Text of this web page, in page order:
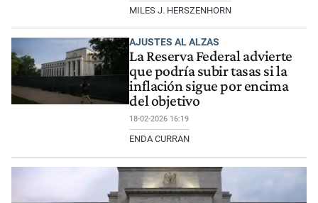
MILES J. HERSZENHORN
AJUSTES AL ALZAS
La Reserva Federal advierte
que podría subir tasas si la
inflación sigue por encima
del objetivo
18-02-2026 16:19
ENDA CURRAN